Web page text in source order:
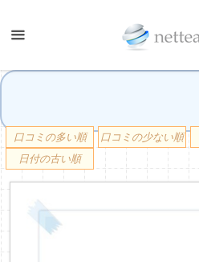
口コミの多い順 口コミの少ない順
日付の古い順